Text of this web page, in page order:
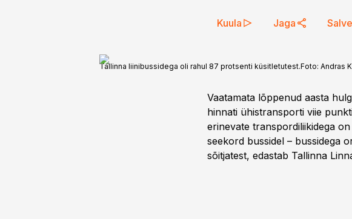
Kuula Jaga
Tallinna liinibussidega oli rahul 87 protsenti küsitletutest.Foto: Andras
Vaatamata lõppenud aasta
hinnati ühistransporti viie
erinevate transpordiliikidega
seekord bussidel – bussidega
sõitjatest, edastab Tallinna